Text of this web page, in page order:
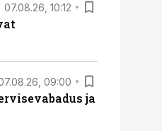
07.08.26, 10:12
09:00
ja